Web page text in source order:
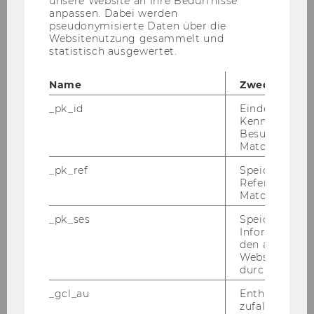
Podcast: In bester Gesellschaft - Folge
Die 31. Folge des Pod­casts "In bes­ter Ge­sell­
schaft – der Wis­sen­schafts­dia­log für die Vie­len"
mit INEQ Be­tei­li­gung wurde ver­öf­fent­licht.
anpassen. Dabei werden
pseudonymisierte Daten über die
Websitenutzung gesammelt und
statistisch ausgewertet.
Name
Zweck
_pk_id
Eindeutige
Besuchers
Matomo.
_pk_ref
Speicherung
Referrers
Matomo.
_pk_ses
Speicherung
den aktuellen
durch
_gcl_au
Enthält eine